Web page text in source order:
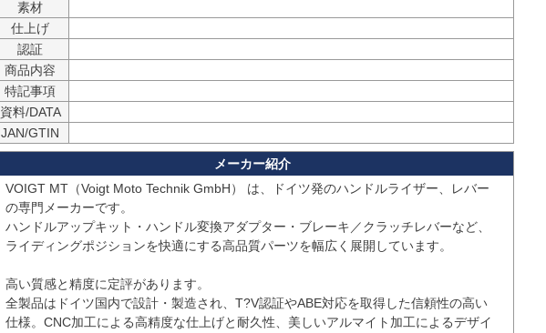
素材
仕上げ
認証
商品内容
特記事項
資料/DATA
JAN/GTIN
VOIGT MT（Voigt Moto Technik GmbH） は、ドイツ発のハンドルライザー、レバー
の専門メーカーです。
ハンドルアップキット・ハンドル変換アダプター・ブレーキ／クラッチレバーなど、
ライディングポジションを快適にする高品質パーツを幅広く展開しています。
高い質感と精度に定評があります。
全製品はドイツ国内で設計・製造され、T?V認証やABE対応を取得した信頼性の高い
仕様。CNC加工による高精度な仕上げと耐久性、美しいアルマイト加工によるデザイ